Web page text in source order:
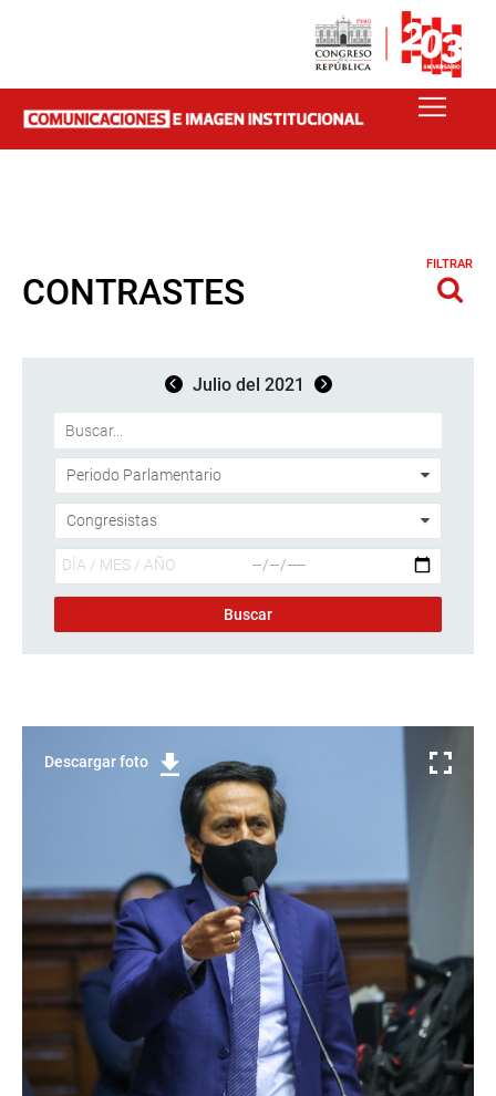
CONTRASTES
FILTRAR
Julio del 2021
Descargar foto